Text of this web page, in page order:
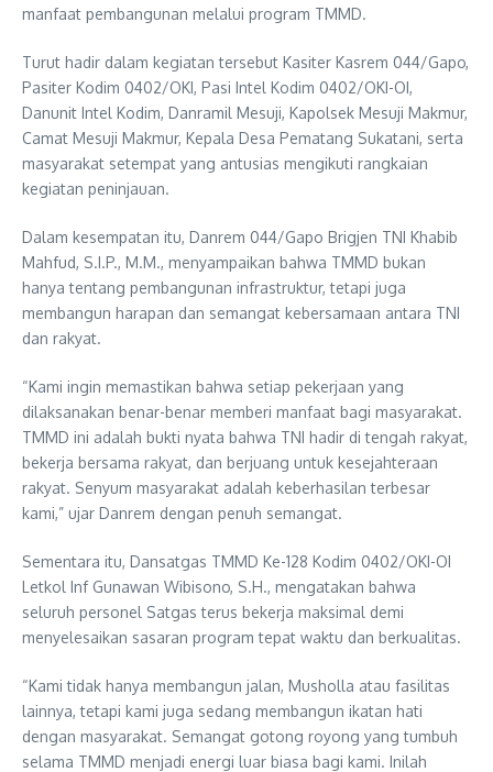
manfaat pembangunan melalui program TMMD.
Turut hadir dalam kegiatan tersebut Kasiter Kasrem 044/Gapo,
Pasiter Kodim 0402/OKI, Pasi Intel Kodim 0402/OKI-OI,
Danunit Intel Kodim, Danramil Mesuji, Kapolsek Mesuji Makmur,
Camat Mesuji Makmur, Kepala Desa Pematang Sukatani, serta
masyarakat setempat yang antusias mengikuti rangkaian
kegiatan peninjauan.
Dalam kesempatan itu, Danrem 044/Gapo Brigjen TNI Khabib
Mahfud, S.I.P., M.M., menyampaikan bahwa TMMD bukan
hanya tentang pembangunan infrastruktur, tetapi juga
membangun harapan dan semangat kebersamaan antara TNI
dan rakyat.
“Kami ingin memastikan bahwa setiap pekerjaan yang
dilaksanakan benar-benar memberi manfaat bagi masyarakat.
TMMD ini adalah bukti nyata bahwa TNI hadir di tengah rakyat,
bekerja bersama rakyat, dan berjuang untuk kesejahteraan
rakyat. Senyum masyarakat adalah keberhasilan terbesar
kami,” ujar Danrem dengan penuh semangat.
Sementara itu, Dansatgas TMMD Ke-128 Kodim 0402/OKI-OI
Letkol Inf Gunawan Wibisono, S.H., mengatakan bahwa
seluruh personel Satgas terus bekerja maksimal demi
menyelesaikan sasaran program tepat waktu dan berkualitas.
“Kami tidak hanya membangun jalan, Musholla atau fasilitas
lainnya, tetapi kami juga sedang membangun ikatan hati
dengan masyarakat. Semangat gotong royong yang tumbuh
selama TMMD menjadi energi luar biasa bagi kami. Inilah